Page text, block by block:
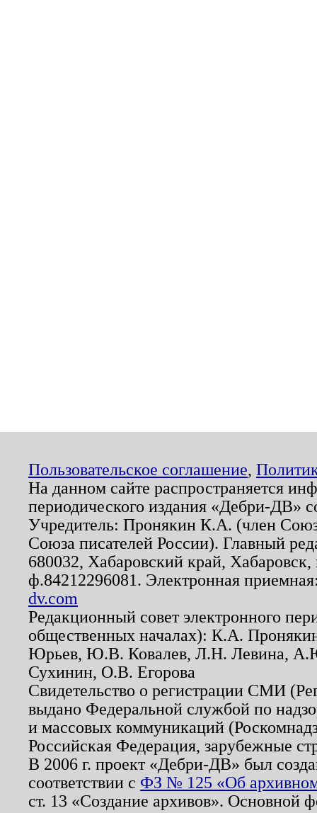
Пользовательское соглашение,
На данном сайте распространяется
периодического издания «Дебри-ДВ»
Учредитель: Пронякин К.А. (член
Союза писателей России). Главный
680032, Хабаровский край,
ф.84212296081. Электронная
dv.com
Редакционный совет электронного
общественных началах): К.А.
Юрьев, Ю.В. Ковалев, Л.Н. Левина,
Сухинин, О.В. Егорова
Свидетельство о регистрации СМИ
выдано Федеральной службой по
и массовых коммуникаций
Российская Федерация, зарубежные
В 2006 г. проект «Дебри-ДВ» был
соответствии с ФЗ № 125 «Об
ст. 13 «Создание архивов». Основной